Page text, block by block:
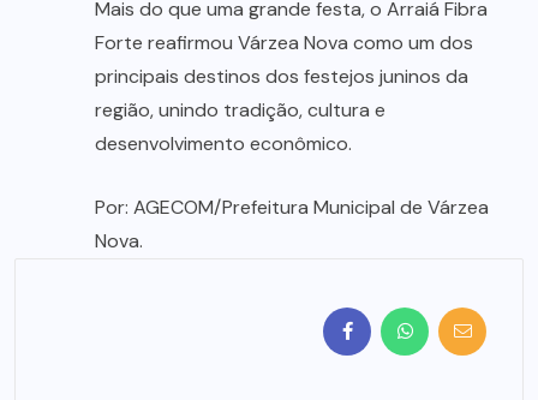
Mais do que uma grande festa, o Arraiá Fibra
Forte reafirmou Várzea Nova como um dos
principais destinos dos festejos juninos da
região, unindo tradição, cultura e
desenvolvimento econômico.
Por: AGECOM/Prefeitura Municipal de Várzea
Nova.